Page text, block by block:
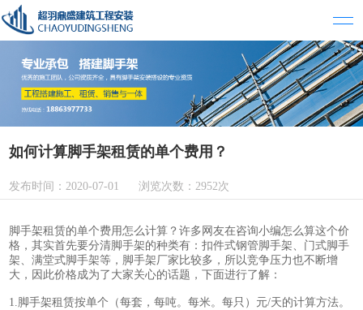
如何计算脚手架租赁​的单个费用？
发布时间：2020-07-01 浏览次数：2952次
脚手架租赁的单个费用怎么计算？许多网友在咨询小编怎么算这个价
格，其实首先要分清脚手架的种类有：扣件式钢管脚手架、门式脚手
架、满堂式脚手架等，脚手架厂家比较多，所以竞争压力也不断增
大，因此价格成为了大家关心的话题，下面进行了解：
1.脚手架租赁按单个（每套，每吨。每米。每只）元/天的计算方法。